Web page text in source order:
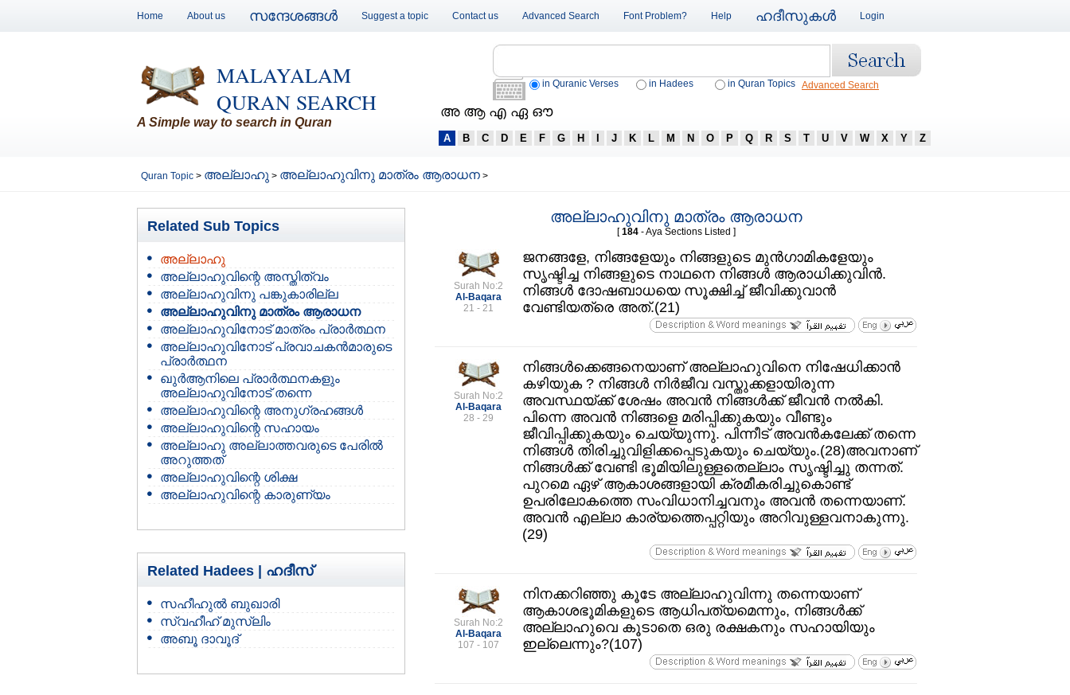
Home About us സന്ദേശങ്ങള്‍ Suggest a topic Contact us Advanced Search Font Problem? Help ഹദീസുകള്‍ Login
MALAYALAM
QURAN SEARCH
A Simple way to search in Quran
in Quranic Verses in Hadees in Quran Topics Advanced Search
അ ആ എ ഏ ഔ
A B C D E F G H J K L M N O P Q R S T U V W X Y Z
Quran Topic > അല്ലാഹു > അല്ലാഹുവിനു മാത്രം ആരാധന >
Related Sub Topics
അല്ലാഹു
അല്ലാഹുവിന്റെ അസ്തിത്വം
അല്ലാഹുവിനു പങ്കുകാരില്ല
അല്ലാഹുവിനു മാത്രം ആരാധന
അല്ലാഹുവിനോട് മാത്രം പ്രാര്‍ത്ഥന
അല്ലാഹുവിനോട് പ്രവാചകന്‍മാരുടെ
പ്രാര്‍ത്ഥന
ഖുര്‍ആനിലെ പ്രാര്‍ത്ഥനകളും
അല്ലാഹുവിനോട് തന്നെ
അല്ലാഹുവിന്റെ അനുഗ്രഹങ്ങള്‍
അല്ലാഹുവിന്റെ സഹായം
അല്ലാഹു അല്ലാത്തവരുടെ പേരില്‍
അറുത്തത്
അല്ലാഹുവിന്റെ ശിക്ഷ
അല്ലാഹുവിന്റെ കാരുണ്യം
Related Hadees | ഹദീസ്
സഹീഹുല്‍ ബുഖാരി
സ്വഹീഹ് മുസ്‌ലിം
അബൂ ദാവൂദ്
അല്ലാഹുവിനു മാത്രം ആരാധന
[184- Aya Sections Listed ]
Surah No:2
Al-Baqara
21 - 21
ജനങ്ങളേ, നിങ്ങളേയും നിങ്ങളുടെ മുന്‍ഗാമികളേയും
സൃഷ്ടിച്ച നിങ്ങളുടെ നാഥനെ നിങ്ങള്‍ ആരാധിക്കുവിന്‍.
നിങ്ങള്‍ ദോഷബാധയെ സൂക്ഷിച്ച്‌ ജീവിക്കുവാന്‍
വേണ്ടിയത്രെ അത്‌.(21)
Surah No:2
Al-Baqara
28 - 29
നിങ്ങള്‍ക്കെങ്ങനെയാണ്‌ അല്ലാഹുവിനെ നിഷേധിക്കാന്‍
കഴിയുക ? നിങ്ങള്‍ നിര്‍ജീവ വസ്തുക്കളായിരുന്ന
അവസ്ഥയ്ക്ക്‌ ശേഷം അവന്‍ നിങ്ങള്‍ക്ക്‌ ജീവന്‍ നല്‍കി.
പിന്നെ അവന്‍ നിങ്ങളെ മരിപ്പിക്കുകയും വീണ്ടും
ജീവിപ്പിക്കുകയും ചെയ്യുന്നു. പിന്നീട്‌ അവന്‍കലേക്ക്‌ തന്നെ
നിങ്ങള്‍ തിരിച്ചുവിളിക്കപ്പെടുകയും ചെയ്യും.(28)അവനാണ്‌
നിങ്ങള്‍ക്ക്‌ വേണ്ടി ഭൂമിയിലുള്ളതെല്ലാം സൃഷ്ടിച്ചു തന്നത്‌.
പുറമെ ഏഴ്‌ ആകാശങ്ങളായി ക്രമീകരിച്ചുകൊണ്ട്‌
ഉപരിലോകത്തെ സംവിധാനിച്ചവനും അവന്‍ തന്നെയാണ്‌.
അവന്‍ എല്ലാ കാര്യത്തെപ്പറ്റിയും അറിവുള്ളവനാകുന്നു.
(29)
Surah No:2
Al-Baqara
107 - 107
നിനക്കറിഞ്ഞു കൂടേ അല്ലാഹുവിന്നു തന്നെയാണ്‌
ആകാശഭൂമികളുടെ ആധിപത്യമെന്നും, നിങ്ങള്‍ക്ക്‌
അല്ലാഹുവെ കൂടാതെ ഒരു രക്ഷകനും സഹായിയും
ഇല്ലെന്നും?(107)